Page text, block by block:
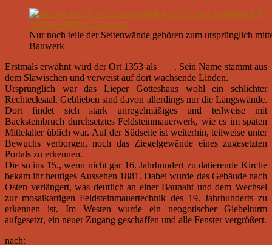
Nur noch teile der Seitenwände gehören zum ursprünglich
Bauwerk
Erstmals erwähnt wird der Ort 1353 als
. Sein Name stammt aus
dem Slawischen und verweist auf dort wachsende Linden.
Ursprünglich war das Lieper Gotteshaus wohl ein schlichter
Rechtecksaal. Geblieben sind davon allerdings nur die Längswände.
Dort findet sich stark unregelmäßiges und teilweise mit
Backsteinbruch durchsetztes Feldsteinmauerwerk, wie es im späten
Mittelalter üblich war. Auf der Südseite ist weiterhin, teilweise unter
Bewuchs verborgen, noch das Ziegelgewände eines zugesetzten
Portals zu erkennen.
Die so ins 15., wenn nicht gar 16. Jahrhundert zu datierende Kirche
bekam ihr heutiges Aussehen 1881. Dabei wurde das Gebäude nach
Osten verlängert, was deutlich an einer Baunaht und dem Wechsel
zur mosaikartigen Feldsteinmauertechnik des 19. Jahrhunderts zu
erkennen ist. Im Westen wurde ein neogotischer Giebelturm
aufgesetzt, ein neuer Zugang geschaffen und alle Fenster vergrößert.
nach: